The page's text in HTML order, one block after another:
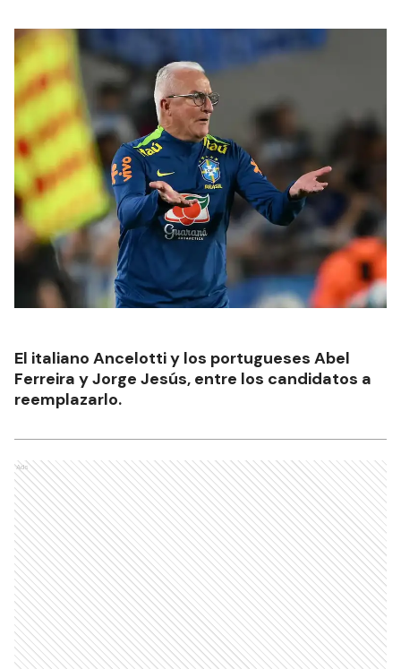
El italiano Ancelotti y los portugueses Abel
Ferreira y Jorge Jesús, entre los candidatos a
reemplazarlo.
Ads